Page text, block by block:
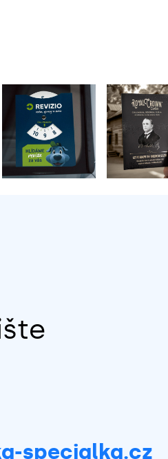
specialka.cz